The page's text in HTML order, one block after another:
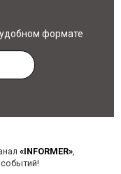
формате
«INFORMER»,